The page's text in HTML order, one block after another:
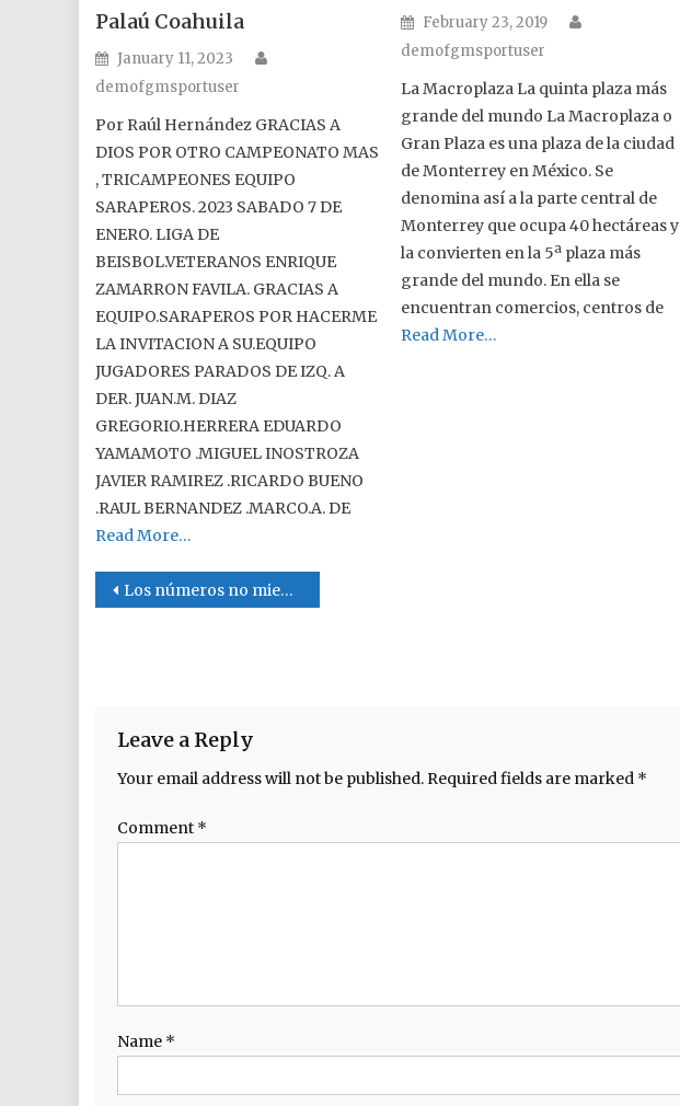
Palaú Coahuila
Posted on
January 11, 2023
demofgmsportuser
Por Raúl Hernández GRACIAS A
DIOS POR OTRO CAMPEONATO MAS
, TRICAMPEONES EQUIPO
SARAPEROS. 2023 SABADO 7 DE
ENERO. LIGA DE
BEISBOL.VETERANOS ENRIQUE
ZAMARRON FAVILA. GRACIAS A
EQUIPO.SARAPEROS POR HACERME
LA INVITACION A SU.EQUIPO
JUGADORES PARADOS DE IZQ. A
DER. JUAN.M. DIAZ
GREGORIO.HERRERA EDUARDO
YAMAMOTO .MIGUEL INOSTROZA
JAVIER RAMIREZ .RICARDO BUENO
.RAUL BERNANDEZ .MARCO.A. DE
Read More…
Posted on
February 23, 2019
demofgmsportuser
La Macroplaza La quinta plaza más
grande del mundo La Macroplaza o
Gran Plaza es una plaza de la ciudad
de Monterrey en México. Se
denomina así a la parte central de
Monterrey que ocupa 40 hectáreas y
la convierten en la 5ª plaza más
grande del mundo. En ella se
encuentran comercios, centros de
Read More…
Post navigation
Los números no mienten
Leave a Reply
Your email address will not be published. Required fields are marked *
Comment *
Name *